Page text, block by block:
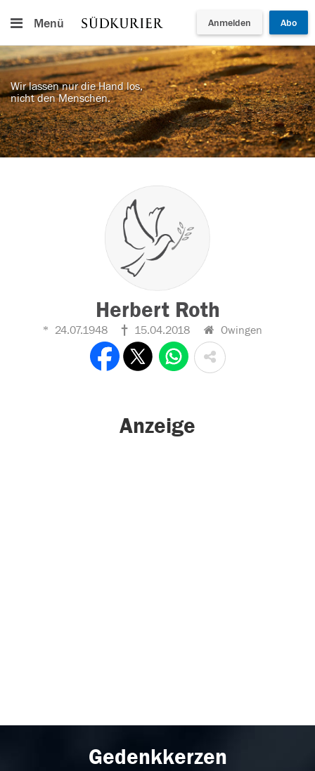
Menü Anmelden Abo
Wir lassen nur die Hand los,
nicht den Menschen.
Herbert Roth
24.07.1948 15.04.2018 Owingen
Anzeige
Gedenkkerzen